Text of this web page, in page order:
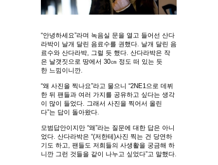
“안녕하세요”라며 녹음실 문을 열고 들어선 산다
라박이 날개 달린 음료수를 권했다. 날개 달린 음
료수와 산다라박, 그럴 듯 했다. 산다라박은 작
은 날갯짓으로 땅에서 30㎝ 정도 떠 있는 듯
한 느낌이니깐.
“왜 사진을 찍나요”라고 물으니 “2NE1으로 데뷔
한 뒤 팬들과 여러 가지를 공유하고 싶다는 생각
이 많이 들었다. 그래서 사진을 찍어서 올린
다”는 답이 돌아왔다.
모범답안이지만 “왜”라는 질문에 대한 답은 아니
었다. 산다라박은 “(저한테)사진 찍는 건 당연하
기도 하고, 팬들도 저희들의 사생활을 궁금해 하
니깐 그런 것들을 같이 나누고 싶었다”고 말했다.